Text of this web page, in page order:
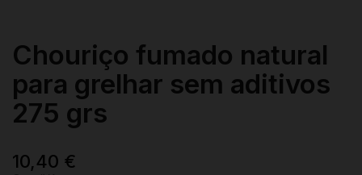
Chouriço fumado natural
para grelhar sem aditivos
275 grs
10,40 €